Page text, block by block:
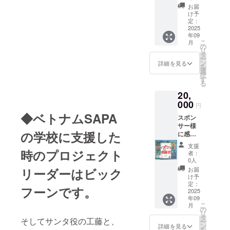
◆ベトナムSAPA
の学校に支援した
時のプロジェクト
リーダーはビック
フーンです。
そしてサンタ役の工藤と、
ずれの
ケース
で子ど
もたち
に食事
を提供
とが出
来ま
名前を
頂けれ
ば、チ
ケット
の横に
お名前
を書い
ておき
ます。
ス 高校
生１人
のケー
分も３
頂くこ
とが出
ケット
１０枚
で、大
人３人
と子ど
も１人
が利用
できま
す。 い
ずれの
ケース
で子ど
もたち
に食事
を提供
につい
ては備
考欄に
xlかsの
希望を
お知ら
せくだ
さい。
クイン
スタン
ヒー
（無
糖）】
名称：
インス
タント
コー
ヒー 原
材料
名：
コー
ヒー豆
ナム
法はク
ラウド
共有、
ファイ
ル便、
ＤＶＤ
など、
メール
す。 約
１時間
のペー
スで最
低３か
月以上
は、ラ
ンダム
に流し
ます。
子ども
食堂の
開催日
以外も
流しま
す。 注
べ放
題、飲
み放
題、時
間無制
限で
す。 夜
は２０
時まで
めにお
越しく
ださ
い。 来
られる
際には
予定で
結構で
すの
で、前
もって
日時を
備考欄
に記載
お願い
しま
す。 有
お届
け予
定：
2025
年09
月
詳細を見る
こ
の
リ
タ
ー
ン
を
選
択
す
る
20,
000 円
スポン
サー様
に感謝
状を贈
りま
す。 名
前の掲
載を希
望され
る方
は、A4
サイズ
１枚を
横にし
支援
者：
0人
お届
け予
定：
2025
年09
月
詳細を見る
こ
の
リ
タ
ー
ン